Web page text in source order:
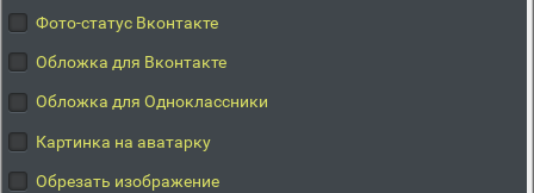
Фото-статус Вконтакте
Обложка для Вконтакте
Обложка для Одноклассники
Картинка на аватарку
Обрезать изображение